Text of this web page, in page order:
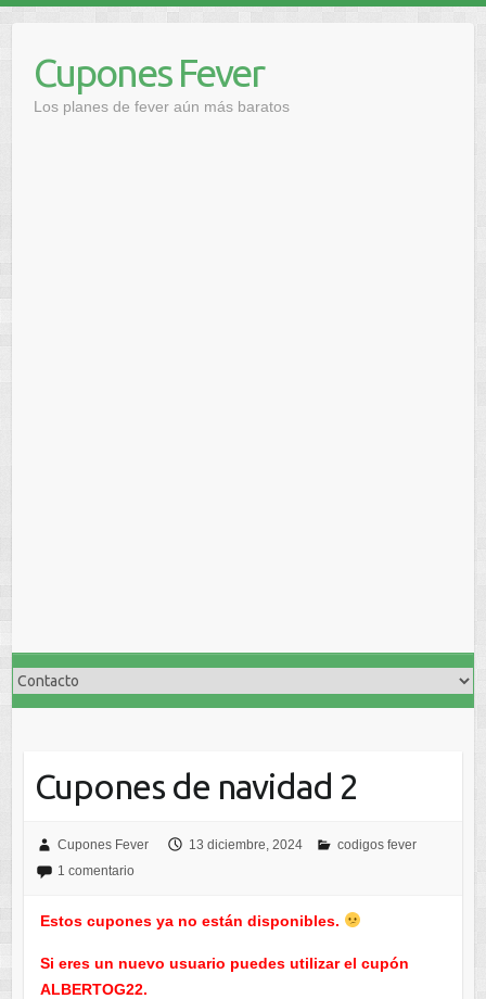
contenidoCupones Fever
Los planes de fever aún más baratos
Cupones de navidad 2
Cupones Fever 13 diciembre, 2024
codigos fever
1 comentario
Estos cupones ya no están disponibles.
Si eres un nuevo usuario puedes utilizar el cupón
ALBERTOG22.